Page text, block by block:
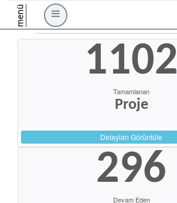
menü
1102
Tamamlanan
Proje
Detayları Görüntüle
296
Devam Eden